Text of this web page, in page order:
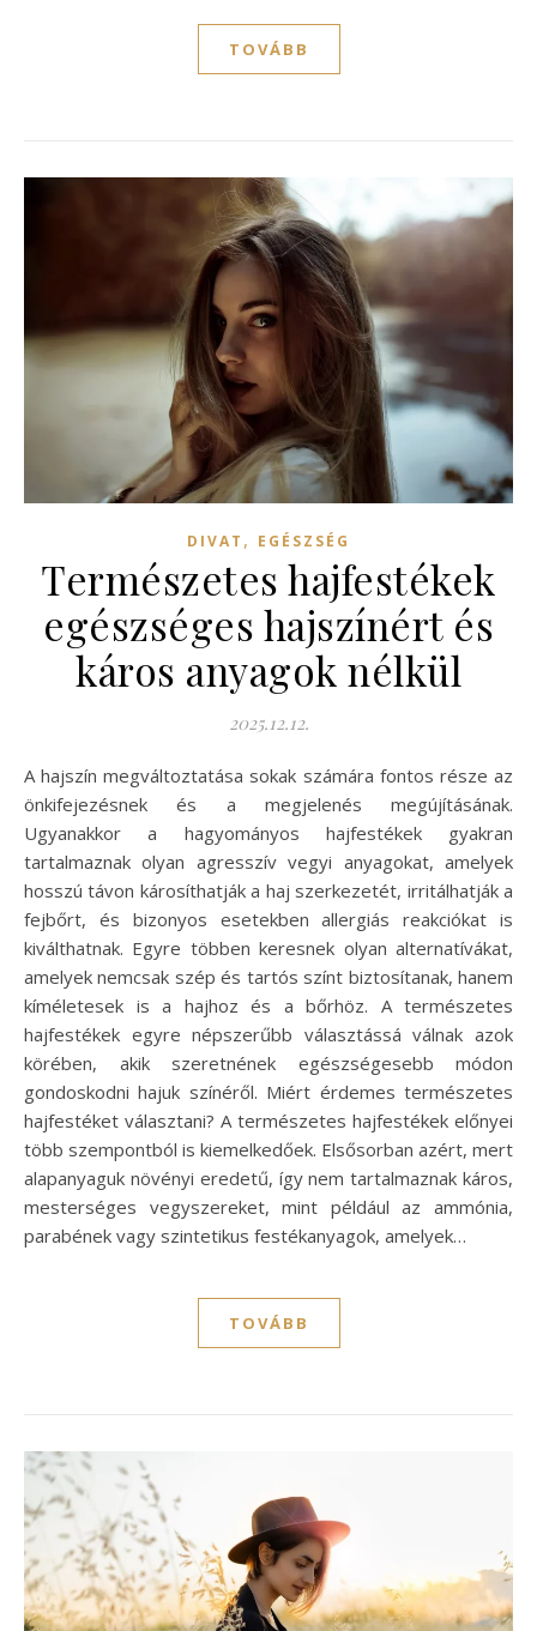
TOVÁBB
DIVAT , EGÉSZSÉG
Természetes hajfestékek
egészséges hajszínért és
káros anyagok nélkül
2025.12.12.
A hajszín megváltoztatása sokak számára fontos része az
önkifejezésnek és a megjelenés megújításának.
Ugyanakkor a hagyományos hajfestékek gyakran
tartalmaznak olyan agresszív vegyi anyagokat, amelyek
hosszú távon károsíthatják a haj szerkezetét, irritálhatják a
fejbőrt, és bizonyos esetekben allergiás reakciókat is
kiválthatnak. Egyre többen keresnek olyan alternatívákat,
amelyek nemcsak szép és tartós színt biztosítanak, hanem
kíméletesek is a hajhoz és a bőrhöz. A természetes
hajfestékek egyre népszerűbb választássá válnak azok
körében, akik szeretnének egészségesebb módon
gondoskodni hajuk színéről. Miért érdemes természetes
hajfestéket választani? A természetes hajfestékek előnyei
több szempontból is kiemelkedőek. Elsősorban azért, mert
alapanyaguk növényi eredetű, így nem tartalmaznak káros,
mesterséges vegyszereket, mint például az ammónia,
parabének vagy szintetikus festékanyagok, amelyek…
TOVÁBB